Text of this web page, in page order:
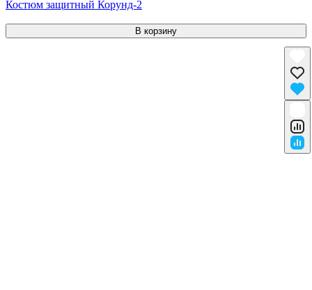
Костюм защитный Корунд-2
В корзину